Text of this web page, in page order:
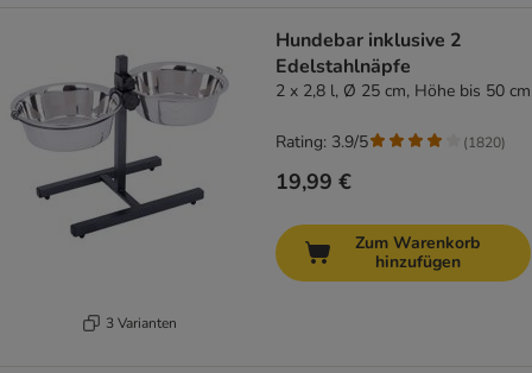
3 Varianten
Hundebar inklusive 2
Edelstahlnäpfe
2 x 2,8 l, Ø 25 cm, Höhe bis 50 cm
19,99 €
Rating: 3.9/5 (1820)
Zum Warenkorb
hinzufügen